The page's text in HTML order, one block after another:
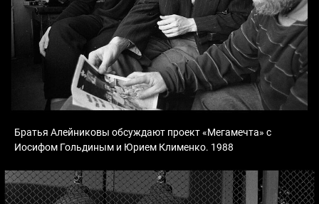
Братья Алейниковы обсуждают проект «Мегамечта» с
Иосифом Гольдиным и Юрием Клименко. 1988